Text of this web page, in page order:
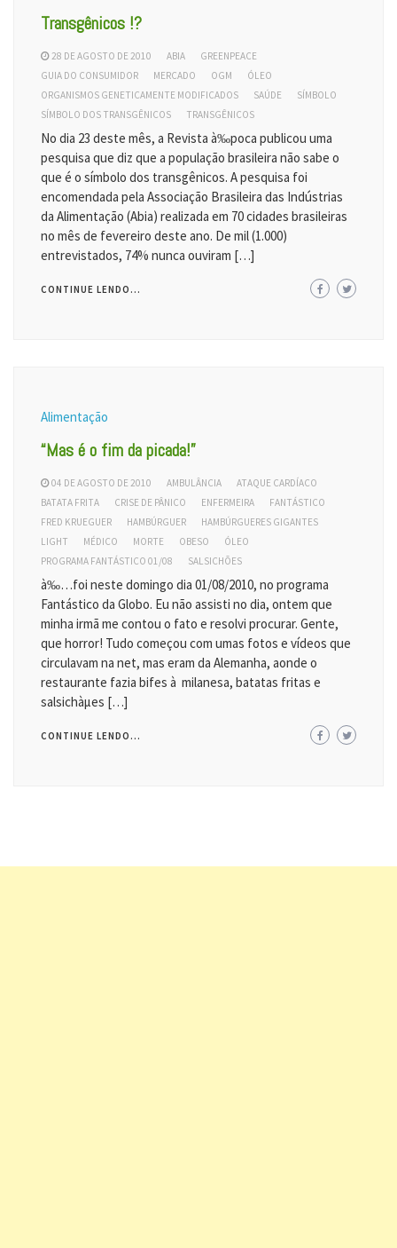
Transgênicos !?
28 DE AGOSTO DE 2010 ABIA
GREENPEACE
GUIA DO CONSUMIDOR
MERCADO OGM
ÓLEO
ORGANISMOS GENETICAMENTE MODIFICADOS
SAÚDE
SÍMBOLO
SÍMBOLO DOS TRANSGÊNICOS
TRANSGÊNICOS
No dia 23 deste mês, a Revista à‰poca publicou uma
pesquisa que diz que a população brasileira não sabe o
que é o símbolo dos transgênicos. A pesquisa foi
encomendada pela Associação Brasileira das Indústrias
da Alimentação (Abia) realizada em 70 cidades brasileiras
no mês de fevereiro deste ano. De mil (1.000)
entrevistados, 74% nunca ouviram […]
CONTINUE LENDO...
Alimentação
“Mas é o fim da picada!”
04 DE AGOSTO DE 2010 AMBULÂNCIA
ATAQUE CARDÍACO
BATATA FRITA
CRISE DE PÂNICO ENFERMEIRA
FANTÁSTICO
FRED KRUEGUER
HAMBÚRGUER
HAMBÚRGUERES GIGANTES
LIGHT
MÉDICO MORTE OBESO
ÓLEO
PROGRAMA FANTÁSTICO 01/08
SALSICHÕES
à‰…foi neste domingo dia 01/08/2010, no programa
Fantástico da Globo. Eu não assisti no dia, ontem que
minha irmã me contou o fato e resolvi procurar. Gente,
que horror! Tudo começou com umas fotos e vídeos que
circulavam na net, mas eram da Alemanha, aonde o
restaurante fazia bifes à milanesa, batatas fritas e
salsichàµes […]
CONTINUE LENDO...